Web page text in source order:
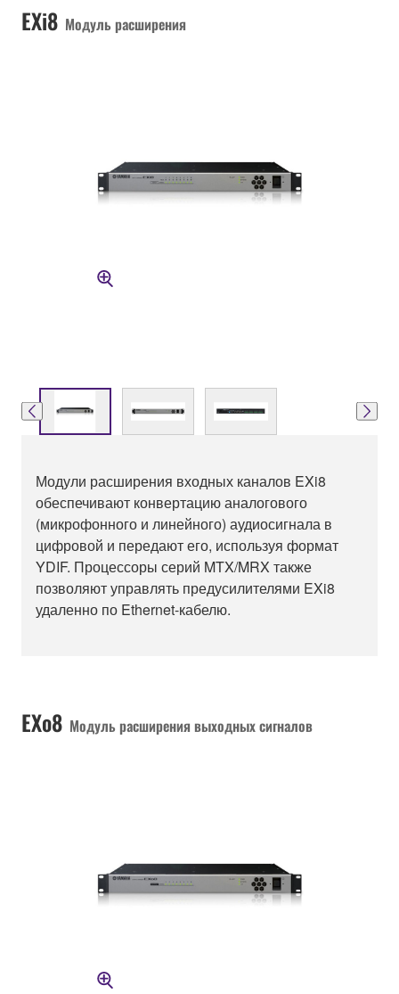
EXi8 Модуль расширения
Модули расширения входных каналов EXi8
обеспечивают конвертацию аналогового
(микрофонного и линейного) аудиосигнала в
цифровой и передают его, используя формат
YDIF. Процессоры серий MTX/MRX также
позволяют управлять предусилителями EXi8
удаленно по Ethernet-кабелю.
EXo8 Модуль расширения выходных сигналов